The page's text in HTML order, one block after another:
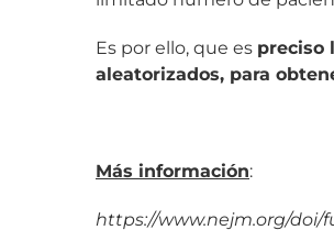
Es por ello, que es preciso
aleatorizados, para
Más información:
https://www.nejm.org/doi/